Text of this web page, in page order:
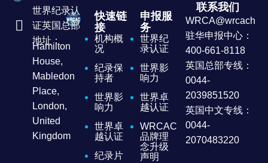
世界纪录认
证英国总部
地址：
Hamilton
House,
Mabledon
Place,
London,
United
Kingdom
快速链
接
机构概
况
纪录保
持者
世界影
响力
世界卓
越认证
纪录片
申报服
务
世界纪
录认证
世界影
响力
世界卓
越认证
WRCAC
品牌理
念升级
声明
联系我们
驻华申报中心：
400-661-8118
英国总部专线：
0044-
2039851520
英国中文专线：
0044-
2070483220